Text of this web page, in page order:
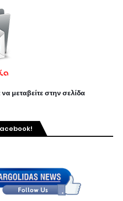
μεταβείτε στην σελίδα